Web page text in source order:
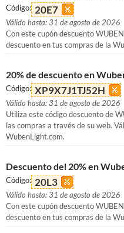
Código: 20E7
Válido hasta: 31 de agosto de 2026
Con este cupón descuento
descuento en tus compras de la
20% de descuento en
Código: XP9X7J1TJ52H
Válido hasta: 31 de agosto de 2026
Utiliza este código descuento de
las compras a través de su web.
WubenLight.com.
Descuento del 20% en
Código: 20L3
Válido hasta: 31 de agosto de 2026
Con este cupón descuento
descuento en tus compras de la